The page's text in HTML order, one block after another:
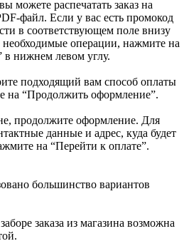
можете распечатать заказ на
файл. Если у вас есть промокод
в соответствующем поле внизу
операции, нажмите на
в нижнем левом углу.
подходящий вам способ оплаты
на “Продолжить оформление”.
продолжите оформление. Для
данные и адрес, куда будет
на “Перейти к оплате”.
большинство вариантов
заказа из магазина возможна